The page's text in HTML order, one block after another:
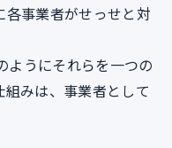
事業者がせっせと対
うにそれらを一つの
みは、事業者として